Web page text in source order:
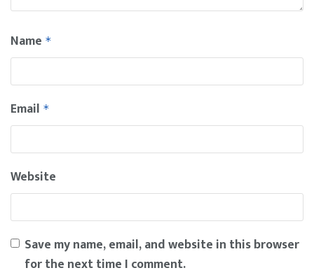
Name *
Email *
Website
Save my name, email, and website in this browser
for the next time I comment.